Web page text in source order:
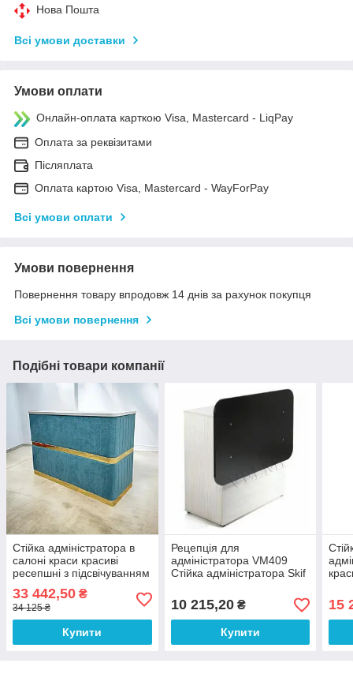
Нова Пошта
Всі умови доставки
Умови оплати
Онлайн-оплата карткою Visa, Mastercard - LiqPay
Оплата за реквізитами
Післяплата
Оплата картою Visa, Mastercard - WayForPay
Всі умови оплати
Умови повернення
Повернення товару впродовж 14 днів за рахунок покупця
Всі умови повернення
Подібні товари компанії
Стійка адміністратора в
салоні краси красиві
ресепшні з підсвічуванням
для клініки рецепція
РЕС-17_MR
33 442,50 ₴
34 125 ₴
Купити
Рецепція для
адміністратора VM409
Стійка адміністратора Skif
адміністратора салону
офісу готелю
10 215,20₴
Купити
15